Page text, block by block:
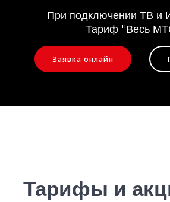
При подключении ТВ и
Тариф "Весь
Заявка онлайн
Тарифы и